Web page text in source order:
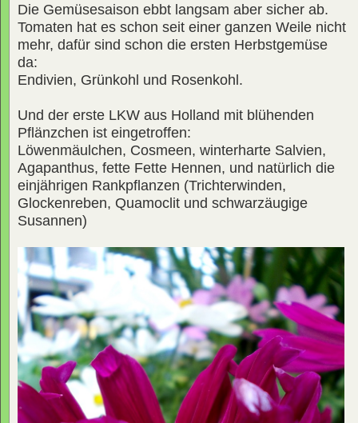
Die Gemüsesaison ebbt langsam aber sicher ab.
Tomaten hat es schon seit einer ganzen Weile nicht
mehr, dafür sind schon die ersten Herbstgemüse
da:
Endivien, Grünkohl und Rosenkohl.
Und der erste LKW aus Holland mit blühenden
Pflänzchen ist eingetroffen:
Löwenmäulchen, Cosmeen, winterharte Salvien,
Agapanthus, fette Fette Hennen, und natürlich die
einjährigen Rankpflanzen (Trichterwinden,
Glockenreben, Quamoclit und schwarzäugige
Susannen)